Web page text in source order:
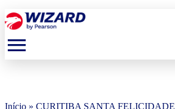
menu
Início » CURITIBA SANTA FELICIDADE